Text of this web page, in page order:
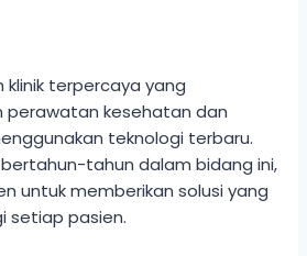
klinik terpercaya yang
perawatan kesehatan dan
teknologi terbaru.
tahun dalam bidang ini,
untuk memberikan solusi yang
setiap pasien.